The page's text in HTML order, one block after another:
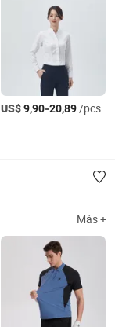
US$9,90-20,89/pcs
Más +